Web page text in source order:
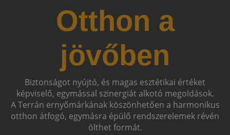
Otthon a
jövőben
Biztonságot nyújtó, és magas esztétikai értéket
képviselő, egymással szinergiát alkotó megoldások.
A Terrán ernyőmárkának köszönhetően a harmonikus
otthon átfogó, egymásra épülő rendszerelemek révén
ölthet formát.